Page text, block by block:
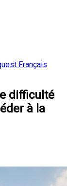
Français
difficulté
à la